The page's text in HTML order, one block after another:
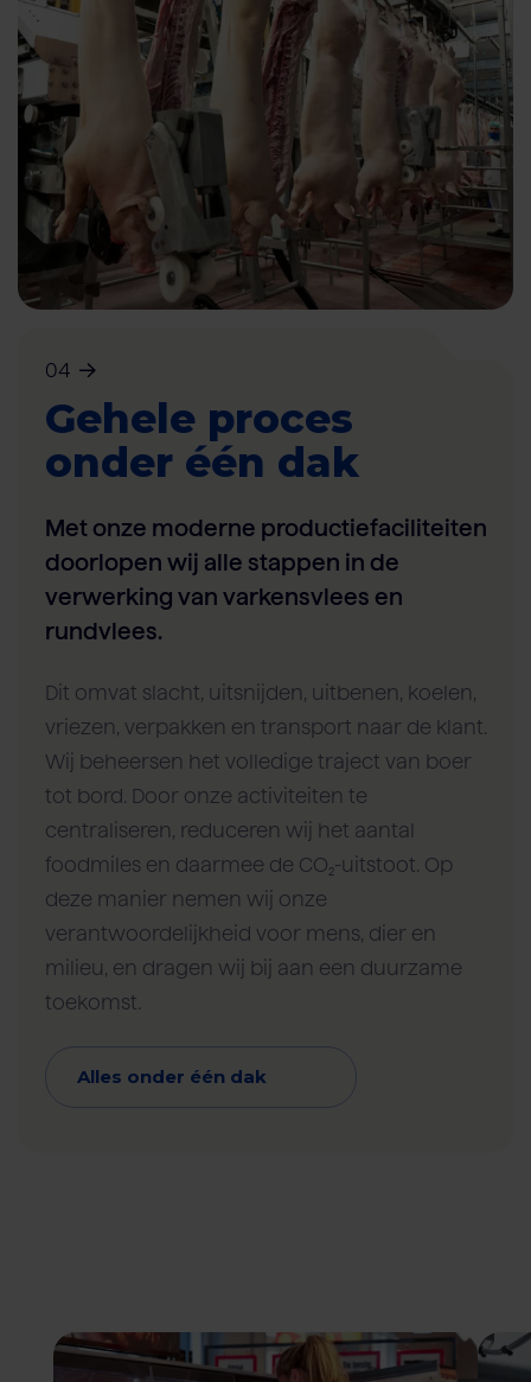
04
Gehele proces
onder één dak
Met onze moderne productiefaciliteiten
doorlopen wij alle stappen in de
verwerking van varkensvlees en
rundvlees.
Dit omvat slacht, uitsnijden, uitbenen, koelen,
vriezen, verpakken en transport naar de klant.
Wij beheersen het volledige traject van boer
tot bord. Door onze activiteiten te
centraliseren, reduceren wij het aantal
foodmiles en daarmee de CO₂-uitstoot. Op
deze manier nemen wij onze
verantwoordelijkheid voor mens, dier en
milieu, en dragen wij bij aan een duurzame
toekomst.
Alles onder één dak
Industrieën